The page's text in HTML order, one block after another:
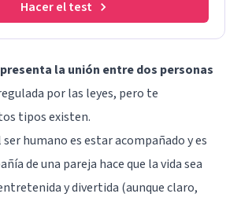
Hacer el test
la unión entre dos personas
por las leyes, pero te
tipos existen.
humano es estar acompañado y es
de una pareja hace que la vida sea
y divertida (aunque claro,